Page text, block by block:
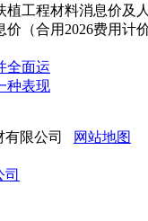
植工程材料消息价
价（合用2026费用
全面运
种表现
限公司
网站地图